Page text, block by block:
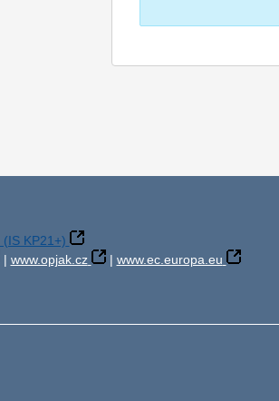
KP21+)
| www.opjak.cz | www.ec.europa.eu